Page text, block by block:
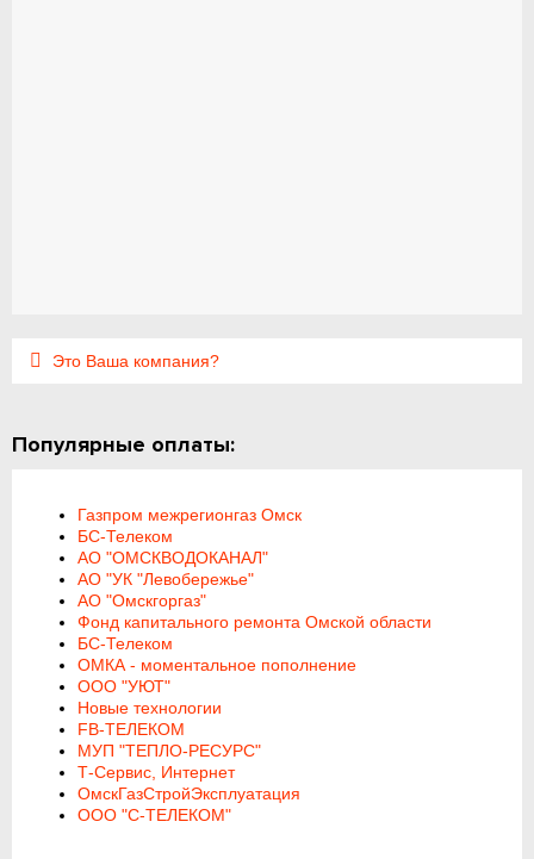
Это Ваша компания?
Популярные оплаты:
Газпром межрегионгаз Омск
БС-Телеком
АО "ОМСКВОДОКАНАЛ"
АО "УК "Левобережье"
АО "Омскгоргаз"
Фонд капитального ремонта Омской области
БС-Телеком
ОМКА - моментальное пополнение
ООО "УЮТ"
Новые технологии
FB-ТЕЛЕКОМ
МУП "ТЕПЛО-РЕСУРС"
Т-Сервис, Интернет
ОмскГазСтройЭксплуатация
ООО "С-ТЕЛЕКОМ"